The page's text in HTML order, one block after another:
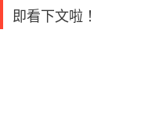
即看下文啦！